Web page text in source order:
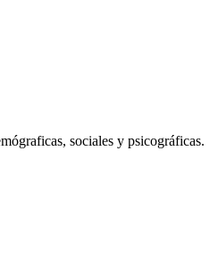
sociales y psicográficas.